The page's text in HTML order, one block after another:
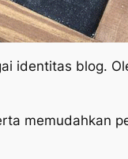
identitas blog.
memudahkan